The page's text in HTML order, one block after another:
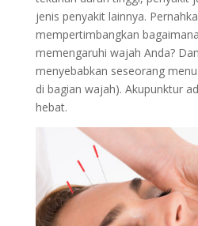
jenis penyakit lainnya.
mempertimbangkan
memengaruhi wajah Anda?
menyebabkan seseorang
di bagian wajah). Akupunktur
hebat.